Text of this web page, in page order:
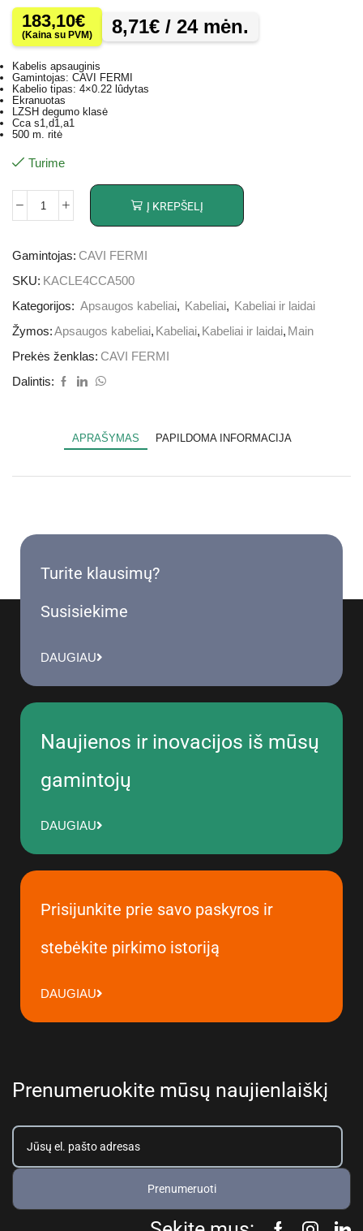
183,10€
(Kaina su PVM) 8,71€ / 24 mėn.
Kabelis apsauginis
Gamintojas: CAVI FERMI
Kabelio tipas: 4×0.22 lûdytas
Ekranuotas
LZSH degumo klasė
Cca s1,d1,a1
500 m. ritė
Turime
Į KREPŠELĮ
Gamintojas: CAVI FERMI
SKU: KACLE4CCA500
Kategorijos: Apsaugos kabeliai, Kabeliai, Kabeliai ir laidai
Žymos:Apsaugos kabeliai, Kabeliai, Kabeliai ir laidai, Main
Prekės ženklas: CAVI FERMI
Dalintis:
APRAŠYMAS PAPILDOMA INFORMACIJA
Turite klausimų?
Susisiekime
DAUGIAU
Naujienos ir inovacijos iš mūsų
gamintojų
DAUGIAU
Prisijunkite prie savo paskyros ir
stebėkite pirkimo istoriją
DAUGIAU
Prenumeruokite mūsų naujienlaiškį
Prenumeruoti